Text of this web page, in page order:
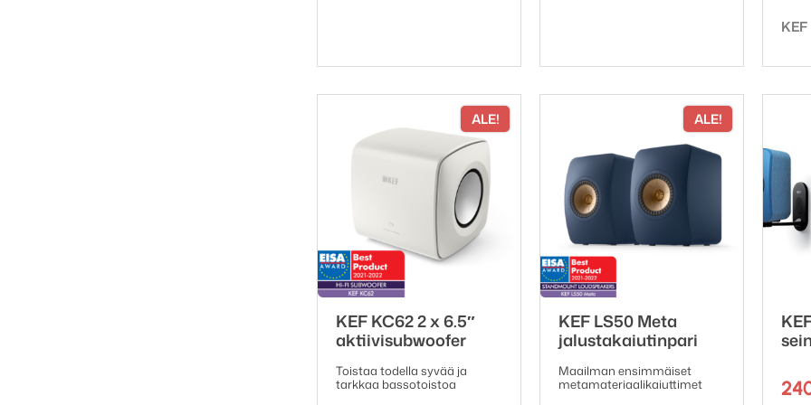
1049,00 €.
999,00 €.KEF
ALE!
KEF KC62 2 x 6.5″
aktiivisubwoofer
Toistaa todella syvää ja
tarkkaa bassotoistoa
ALE!
KEF LS50 Meta
jalustakaiutinpari
Maailman ensimmäiset
metamateriaalikaiuttimet